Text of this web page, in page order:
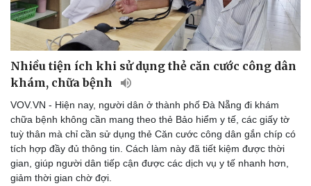
Nhiều tiện ích khi sử dụng thẻ căn cước công dân
khám, chữa bệnh
VOV.VN - Hiện nay, người dân ở thành phố Đà Nẵng đi khám
chữa bệnh không cần mang theo thẻ Bảo hiểm y tế, các giấy tờ
tuỳ thân mà chỉ cần sử dụng thẻ Căn cước công dân gắn chíp có
tích hợp đầy đủ thông tin. Cách làm này đã tiết kiệm được thời
gian, giúp người dân tiếp cận được các dịch vụ y tế nhanh hơn,
giảm thời gian chờ đợi.